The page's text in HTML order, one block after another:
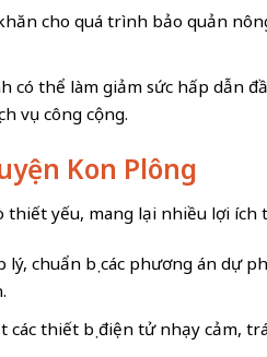
cho quá trình bảo quản
có thể làm giảm sức hấp dẫn
vụ công cộng.
Kon Plông
yếu, mang lại nhiều lợi
chuẩn bị các phương án dự
thiết bị điện tử nhạy cảm,